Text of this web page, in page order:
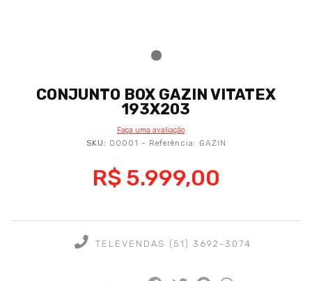
CONJUNTO BOX GAZIN VITATEX
193X203
Faça uma avaliação
SKU: 00001 - Referência: GAZIN
R$ 5.999,00
TELEVENDAS (51) 3692-3074